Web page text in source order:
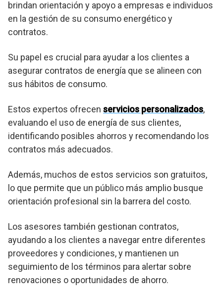
brindan orientación y apoyo a empresas e individuos
en la gestión de su consumo energético y
contratos.
Su papel es crucial para ayudar a los clientes a
asegurar contratos de energía que se alineen con
sus hábitos de consumo.
Estos expertos ofrecen servicios personalizados,
evaluando el uso de energía de sus clientes,
identificando posibles ahorros y recomendando los
contratos más adecuados.
Además, muchos de estos servicios son gratuitos,
lo que permite que un público más amplio busque
orientación profesional sin la barrera del costo.
Los asesores también gestionan contratos,
ayudando a los clientes a navegar entre diferentes
proveedores y condiciones, y mantienen un
seguimiento de los términos para alertar sobre
renovaciones o oportunidades de ahorro.